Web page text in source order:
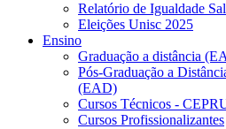
Relatório de Igualdade
Eleições Unisc 2025
Ensino
Graduação a distância
Pós-Graduação a
(EAD)
Cursos Técnicos -
Cursos Profissionalizantes